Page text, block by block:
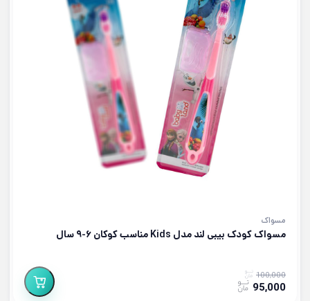
مسواک
مسواک کودک بیبی لند مدل Kids مناسب کوکان ۶-۹ سال
100,000
95,000